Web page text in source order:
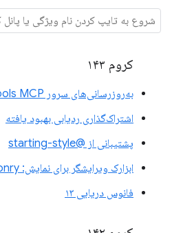
کروم ۱۴۳
به‌روزرسانی‌های سرور DevTools MCP
اشتراک‌گذاری ردیابی بهبود یافته
پشتیبانی از @starting-style
ابزارک ویرایشگر برای نمایش: masonry
فانوس دریایی ۱۳